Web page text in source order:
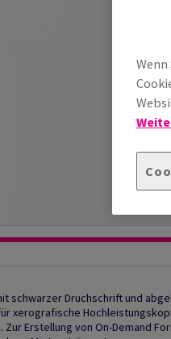
schwarzer Druchschrift und
xerografische
Zur Erstellung von On-Demand